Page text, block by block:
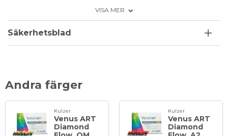
splinting av mobila tänder. Finns i 12 färger.
VISA MER
Säkerhetsblad
Andra färger
Kulzer
Venus ART
Diamond
Kulzer
Venus ART
Diamond